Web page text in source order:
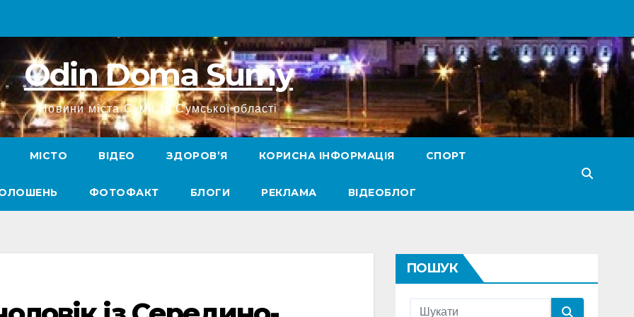
Odin Doma Sumy
Новини міста Суми та Сумської області
МІСТО ВІДЕО ЗДОРОВ’Я КОРИСНА ІНФОРМАЦІЯ СПОРТ
ФОТОФАКТ БЛОГИ РЕКЛАМА ВІДЕОБЛОГ
ПОШУК